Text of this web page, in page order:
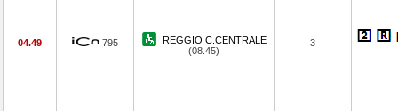
04.49 795
REGGIO C.CENTRALE
(08.45)
3